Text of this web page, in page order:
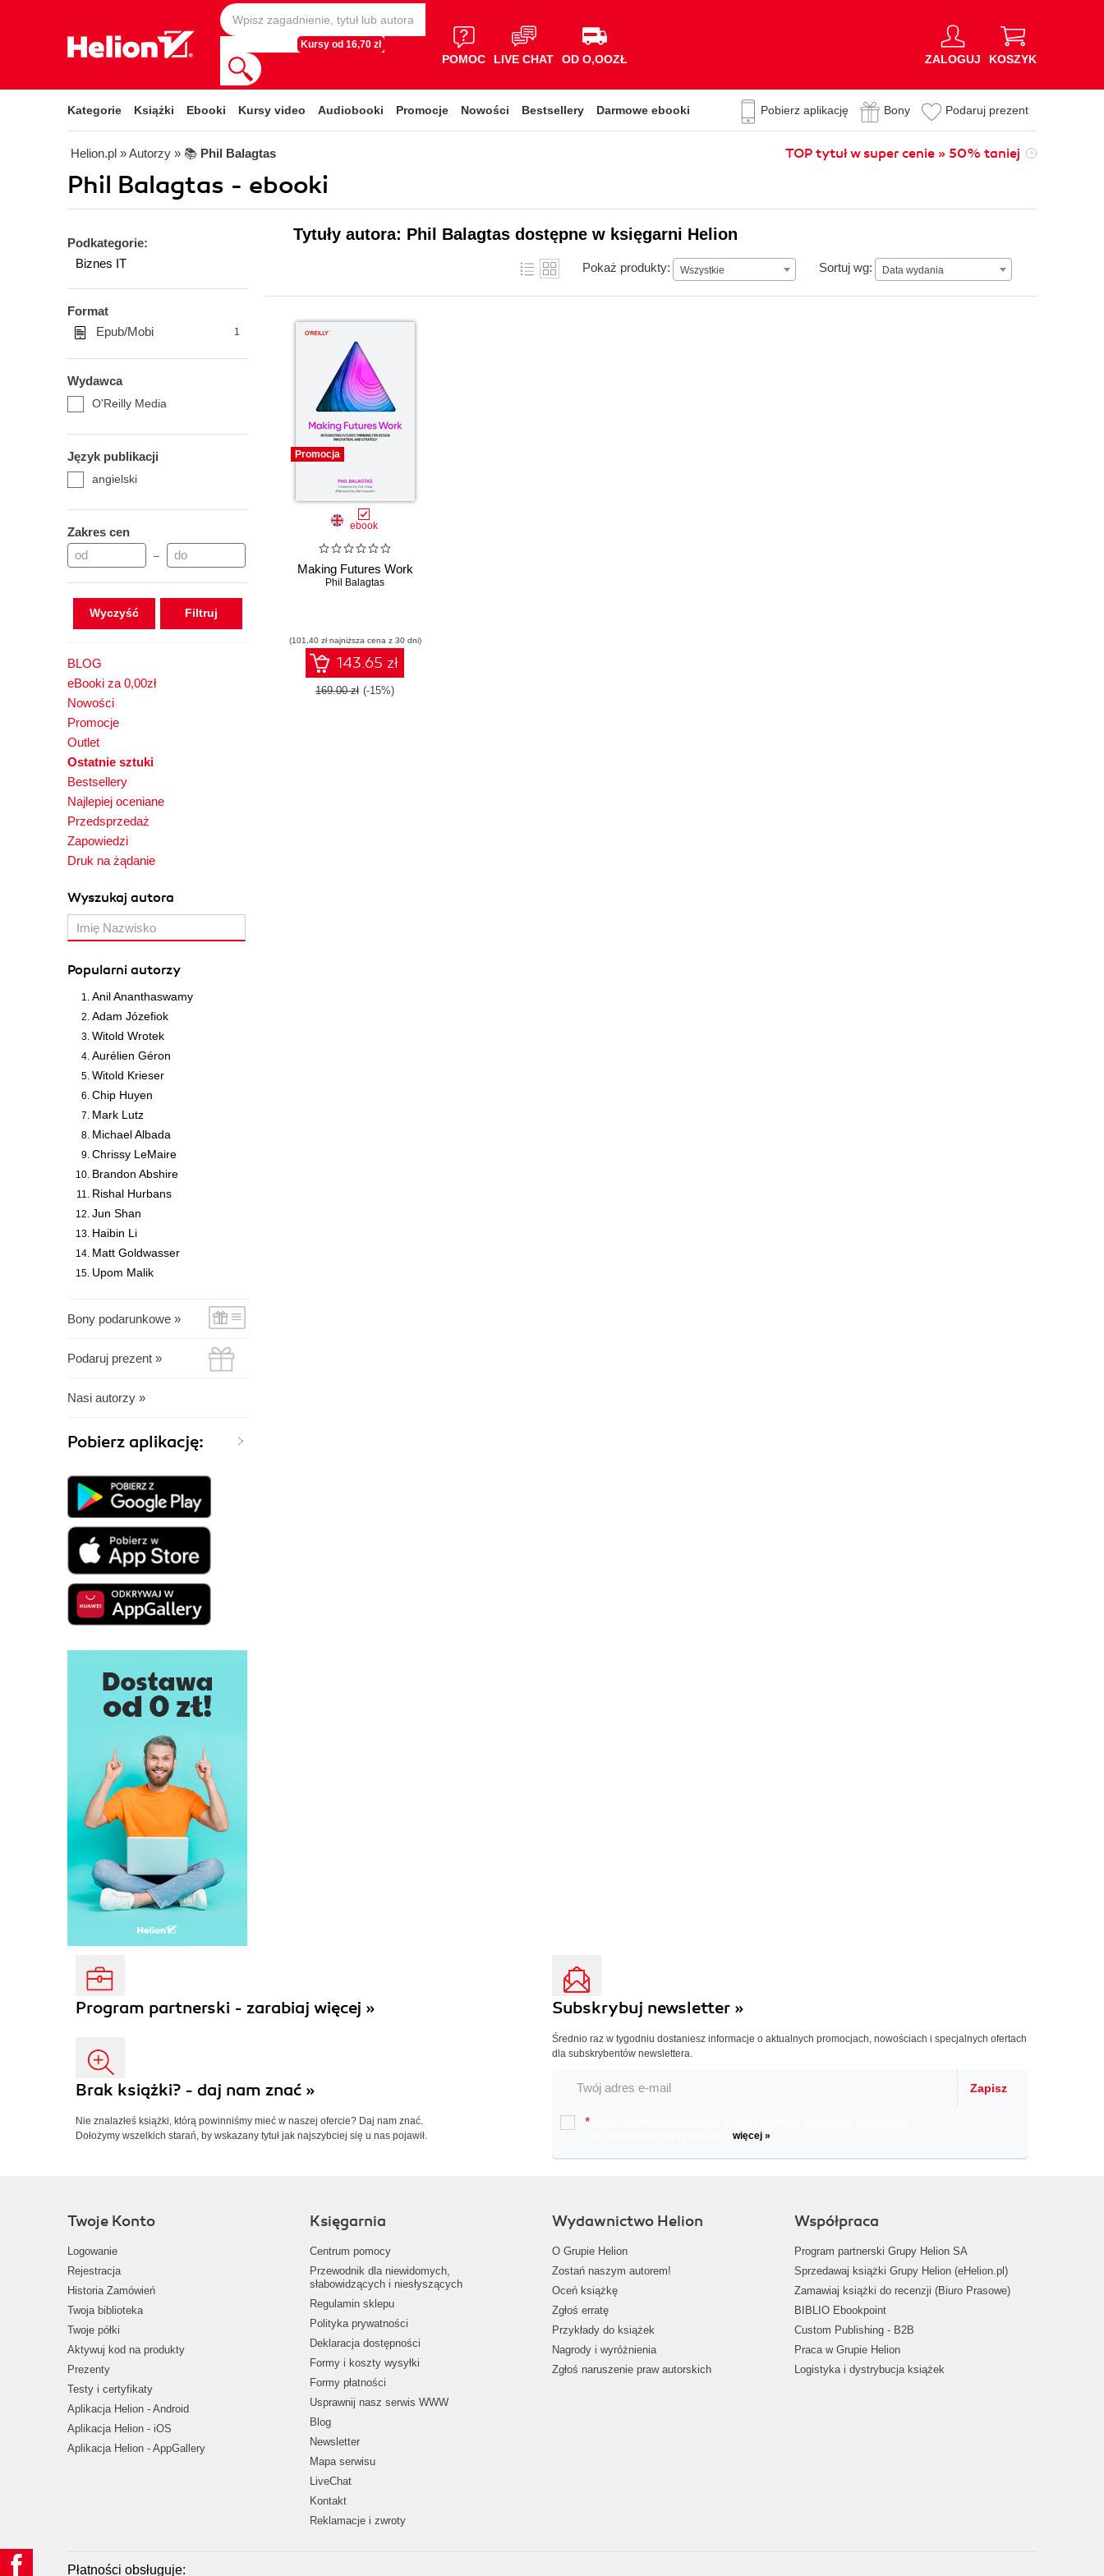
Kursy od 16,70 zł
POMOC LIVE CHAT OD O,OOZŁ ZALOGUJ KOSZYK
Kategorie Książki Ebooki Kursy video Audiobooki Promocje Nowości Bestsellery Darmowe ebooki Pobierz aplikację Bony Podaruj prezent
Helion.pl » Autorzy » 📚 Phil Balagtas TOP tytuł w super cenie » 50% taniej
Phil Balagtas - ebooki
Podkategorie:
Biznes IT
Format
Epub/Mobi
1
Wydawca
O'Reilly Media
Język publikacji
angielski
Zakres cen
–
Wyczyść
BLOG
eBooki za 0,00zł
Nowości
Promocje
Outlet
Ostatnie sztuki
Bestsellery
Najlepiej oceniane
Przedsprzedaż
Zapowiedzi
Druk na żądanie
Wyszukaj autora
Popularni autorzy
Anil Ananthaswamy
Adam Józefiok
Witold Wrotek
Aurélien Géron
Witold Krieser
Chip Huyen
Mark Lutz
Michael Albada
Chrissy LeMaire
Brandon Abshire
Rishal Hurbans
Jun Shan
Haibin Li
Matt Goldwasser
Upom Malik
Bony podarunkowe »
Podaruj prezent »
Nasi autorzy »
Pobierz aplikację:
Tytuły autora: Phil Balagtas dostępne w księgarni Helion
Pokaż produkty: Wszystkie Sortuj wg: Data wydania
Data wydania
Promocja
ebook
Making Futures Work
Phil Balagtas
(101,40 zł najniższa cena z 30 dni)
143.65 zł
169.00 zł (-15%)
Program partnerski - zarabiaj więcej »
Brak książki? - daj nam znać »
Nie znalazłeś książki, którą powinniśmy mieć w naszej ofercie? Daj nam znać.
Dołożymy wszelkich starań, by wskazany tytuł jak najszybciej się u nas pojawił.
Subskrybuj newsletter »
Średnio raz w tygodniu dostaniesz informacje o aktualnych promocjach, nowościach i specjalnych ofertach
dla subskrybentów newslettera.
Zapisz
*
więcej »
Twoje Konto
Logowanie
Rejestracja
Historia Zamówień
Twoja biblioteka
Twoje półki
Aktywuj kod na produkty
Prezenty
Testy i certyfikaty
Aplikacja Helion - Android
Aplikacja Helion - iOS
Aplikacja Helion - AppGallery
Księgarnia
Centrum pomocy
Przewodnik dla niewidomych,
słabowidzących i niesłyszących
Regulamin sklepu
Polityka prywatności
Deklaracja dostępności
Formy i koszty wysyłki
Formy płatności
Usprawnij nasz serwis WWW
Blog
Newsletter
Mapa serwisu
LiveChat
Kontakt
Reklamacje i zwroty
Wydawnictwo Helion
O Grupie Helion
Zostań naszym autorem!
Oceń książkę
Zgłoś erratę
Przykłady do książek
Nagrody i wyróżnienia
Zgłoś naruszenie praw autorskich
Współpraca
Program partnerski Grupy Helion SA
Sprzedawaj książki Grupy Helion (eHelion.pl)
Zamawiaj książki do recenzji (Biuro Prasowe)
BIBLIO Ebookpoint
Custom Publishing - B2B
Praca w Grupie Helion
Logistyka i dystrybucja książek
Płatności obsługuje: